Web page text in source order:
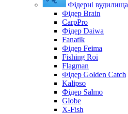
Фідерні вудилища
Фідер Brain
CarpPro
Фідер Daiwa
Fanatik
Фідер Feima
Fishing Roi
Flagman
Фідер Golden Catch
Kalipso
Фідер Salmo
Globe
X-Fish